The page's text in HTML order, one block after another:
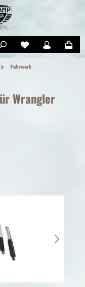
Fahrwerk
Wrangler